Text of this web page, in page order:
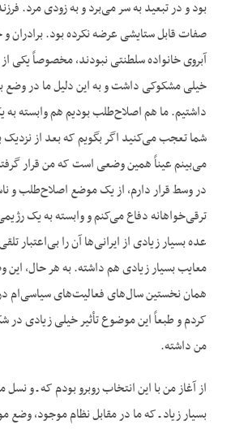
بود و در تبعید به سر می‌برد و به زودی مرد.
صفات قابل ستایشی عرضه نکرده بود. برادران
آبروی خانواده سلطنتی نبودند، مخصوصاً یکی
خیلی مشکوکی داشت و به این دلیل ما در وضع
داشتیم. ما هم اصلاح‌طلب بودیم هم وابسته به
شما تعجب می‌کنید اگر بگویم که بعد از نزدیک
می‌بینم عیناً همین وضعی است که من قرار
در وسط قرار دارم، از یک موضع اصلاح‌طلب و
ترقی‌خواهانه دفاع می‌کنم و وابسته به یک
عده بسیار زیادی از ایرانی‌ها آن را بی‌اعتبار
معایب بسیار زیادی هم داشته. به هر حال،
همان نخستین سال‌های فعالیت‌های سیاسی‌ام
کردم و طبعاً این موضوع تأثیر خیلی زیادی در
من داشته.
از آغاز من با این انتخاب روبرو بودم که ـ و
بسیار زیاد ـ که ما در مقابل نظام موجود،